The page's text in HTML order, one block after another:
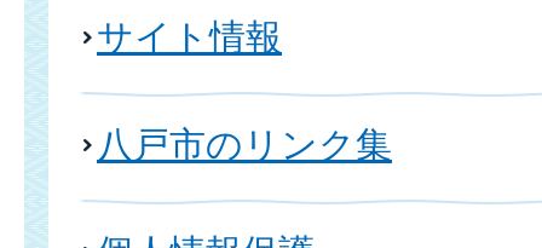
サイト情報
八戸市のリンク集